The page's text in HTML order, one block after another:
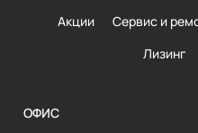
Акции Сервис и
Лизинг
ОФИС